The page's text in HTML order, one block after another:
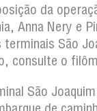
da
Anna Nery e
São
consulte o
São